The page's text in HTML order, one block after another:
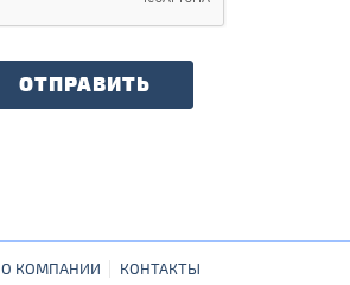
ОТПРАВИТЬ
О КОМПАНИИ КОНТАКТЫ